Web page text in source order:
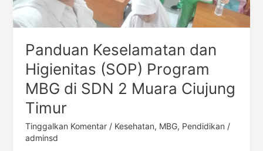
Panduan Keselamatan dan
Higienitas (SOP) Program
MBG di SDN 2 Muara Ciujung
Timur
Tinggalkan Komentar / Kesehatan, MBG, Pendidikan /
adminsd
SDN
Ciujung
Timur